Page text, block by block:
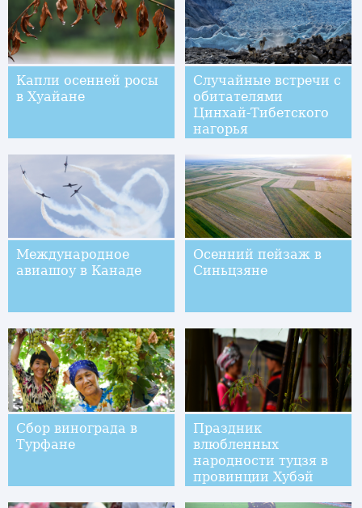
Капли осенней росы
в Хуайане
Случайные встречи с
обитателями
Цинхай-Тибетского
нагорья
Международное
авиашоу в Канаде
Осенний пейзаж в
Синьцзяне
Сбор винограда в
Турфане
Праздник
влюбленных
народности туцзя в
провинции Хубэй